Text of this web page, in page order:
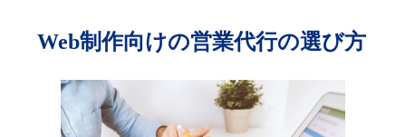
Web制作向けの営業代行の選び方